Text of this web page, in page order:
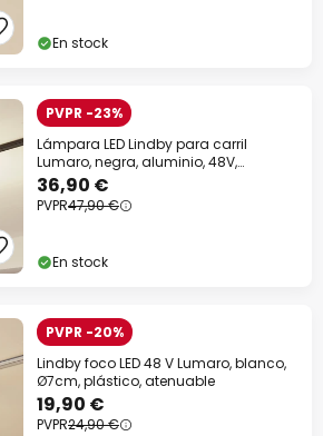
En stock
PVPR -23%
Lámpara LED Lindby para carril
Lumaro, negra, aluminio, 48V,
atenuable
36,90 €
PVPR47,90 €
En stock
PVPR -20%
Lindby foco LED 48 V Lumaro, blanco,
Ø7cm, plástico, atenuable
19,90 €
PVPR24,90 €